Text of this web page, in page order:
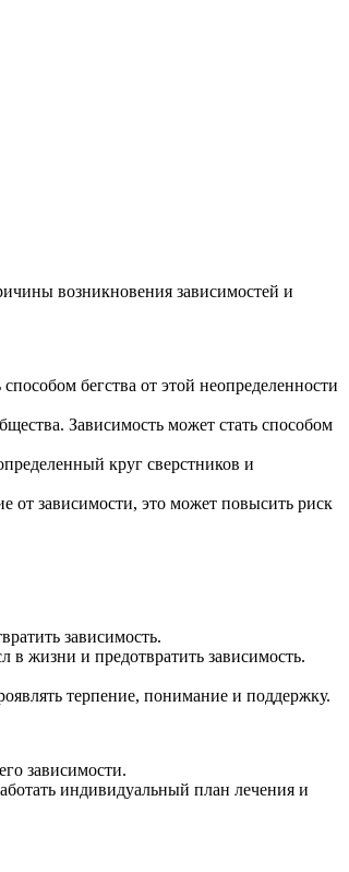
возникновения зависимостей и
бегства от этой неопределенности
Зависимость может стать способом
круг сверстников и
от зависимости, это может повысить риск
зависимость.
в жизни и предотвратить зависимость.
терпение, понимание и поддержку.
зависимости.
индивидуальный план лечения и